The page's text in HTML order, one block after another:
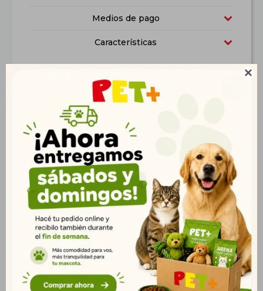

Medios de pago
Características
Productos que te pueden interesar
Juguete De Goma
Agarradera Doble 25 Cm
Juguete Peluche Jacaré